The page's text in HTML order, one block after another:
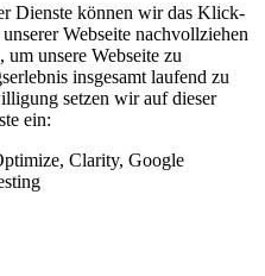
Dienste können wir das Klick-
Webseite nachvollziehen
unsere Webseite zu
insgesamt laufend zu
setzen wir auf dieser
ein:
Clarity, Google